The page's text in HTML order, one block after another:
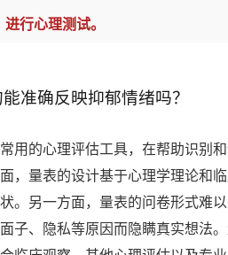
行心理测试。
准确反映抑郁情绪吗？
用的心理评估工具，在帮助识别
，量表的设计基于心理学理论和
。另一方面，量表的问卷形式难
子、隐私等原因而隐瞒真实想法